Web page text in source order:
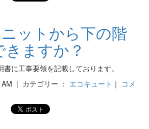
ットから下の階
ますか？
に工事要領を記載しております。
| カテゴリー ： エコキュート ｜ コメ